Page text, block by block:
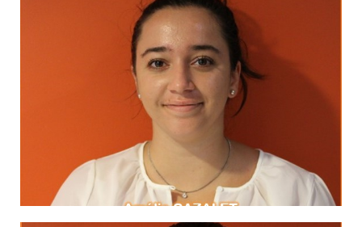
MA DEVISE
le courage d'oser"
L'abbé Pierre
LinkedIn